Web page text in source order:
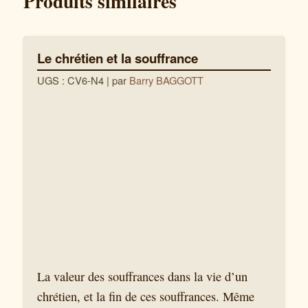
Le chrétien et la souffrance
UGS : CV6-N4 | par Barry BAGGOTT
La valeur des souffrances dans la vie d’un
chrétien, et la fin de ces souffrances. Même